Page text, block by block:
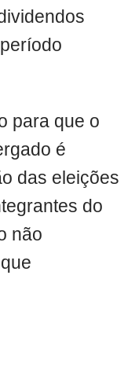
para que o
é
das eleições
do
não